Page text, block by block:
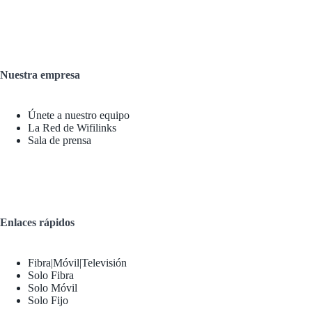
Nuestra empresa
Únete a nuestro equipo
La Red de Wifilinks
Sala de prensa
Enlaces rápidos
Fibra|Móvil|Televisión
Solo Fibra
Solo Móvil
Solo Fijo